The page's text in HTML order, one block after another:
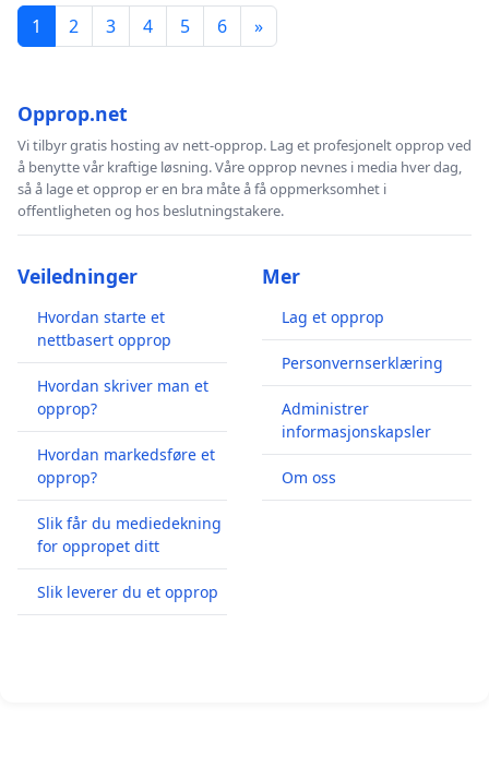
1 2 3 4 5 6 »
Opprop.net
Vi tilbyr gratis hosting av nett-opprop. Lag et profesjonelt opprop ved
å benytte vår kraftige løsning. Våre opprop nevnes i media hver dag,
så å lage et opprop er en bra måte å få oppmerksomhet i
offentligheten og hos beslutningstakere.
Veiledninger
Hvordan starte et
nettbasert opprop
Hvordan skriver man et
opprop?
Hvordan markedsføre et
opprop?
Slik får du mediedekning
for oppropet ditt
Slik leverer du et opprop
Mer
Lag et opprop
Personvernserklæring
Administrer
informasjonskapsler
Om oss